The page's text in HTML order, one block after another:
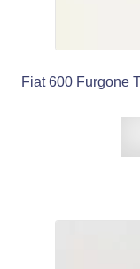
Fiat 600 Furgone